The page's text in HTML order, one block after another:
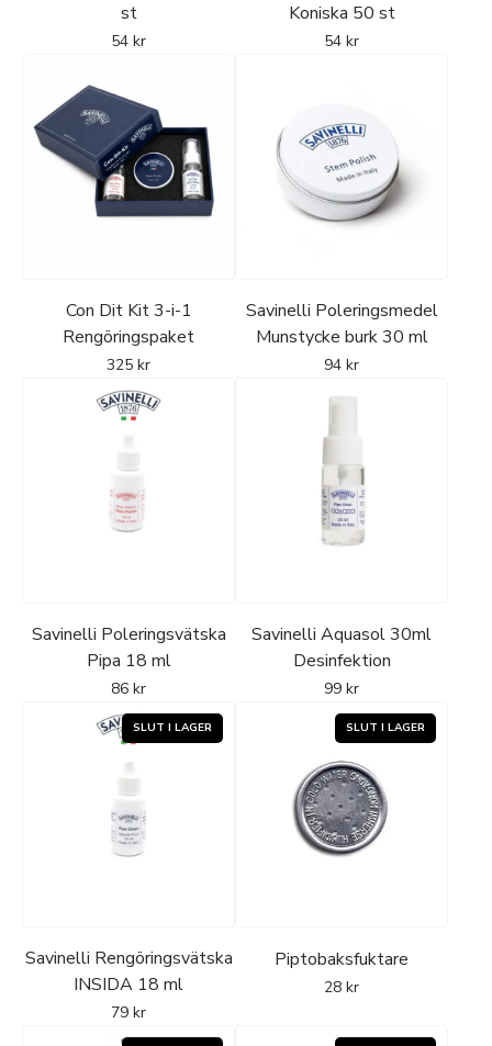
st
54 kr
Koniska 50 st
54 kr
Con Dit Kit 3-i-1
Rengöringspaket
325 kr
Savinelli Poleringsmedel
Munstycke burk 30 ml
94 kr
Savinelli Poleringsvätska
Pipa 18 ml
86 kr
Savinelli Aquasol 30ml
Desinfektion
99 kr
Savinelli Rengöringsvätska
INSIDA 18 ml
79 kr
Piptobaksfuktare
28 kr